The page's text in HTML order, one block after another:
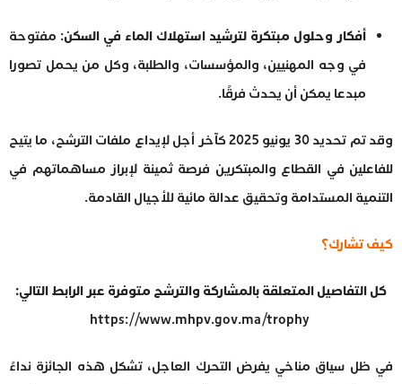
أفكار وحلول مبتكرة لترشيد استهلاك الماء في السكن: مفتوحة
في وجه المهنيين، والمؤسسات، والطلبة، وكل من يحمل تصورا
مبدعا يمكن أن يحدث فرقًا.
وقد تم تحديد 30 يونيو 2025 كآخر أجل لإيداع ملفات الترشح، ما يتيح
للفاعلين في القطاع والمبتكرين فرصة ثمينة لإبراز مساهماتهم في
التنمية المستدامة وتحقيق عدالة مائية للأجيال القادمة.
كيف تشارك؟
كل التفاصيل المتعلقة بالمشاركة والترشح متوفرة عبر الرابط التالي:
https://www.mhpv.gov.ma/trophy
في ظل سياق مناخي يفرض التحرك العاجل، تشكل هذه الجائزة نداءً